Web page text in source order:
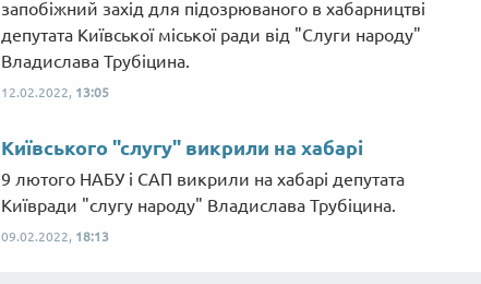
запобіжний захід для підозрюваного в хабарництві
депутата Київської міської ради від "Слуги народу"
Владислава Трубіцина.
12.02.2022, 13:05
Київського "слугу" викрили на хабарі
9 лютого ​​НАБУ і САП викрили на хабарі депутата
Київради "слугу народу" Владислава Трубіцина.
09.02.2022, 18:13